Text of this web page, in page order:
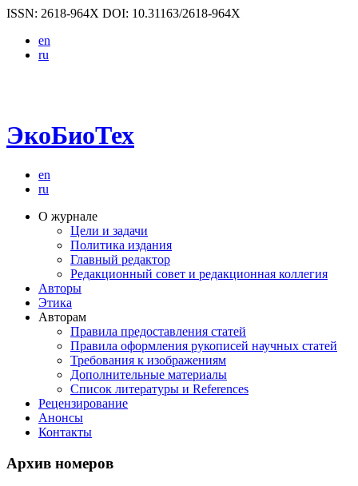
ISSN: 2618-964X DOI: 10.31163/2618-964X
en
ru
ЭкоБиоТех
en
ru
О журнале
Цели и задачи
Политика издания
Главный редактор
Редакционный совет и редакционная коллегия
Авторы
Этика
Авторам
Правила предоставления статей
Правила оформления рукописей научных статей
Требования к изображениям
Дополнительные материалы
Список литературы и References
Рецензирование
Анонсы
Контакты
Архив номеров